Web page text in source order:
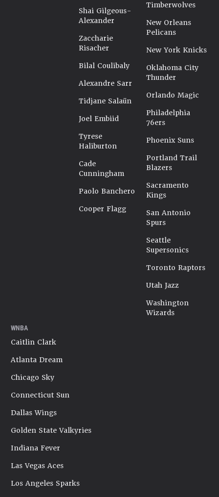
Shai Gilgeous-
Alexander
Zaccharie
Risacher
Bilal Coulibaly
Alexandre Sarr
Tidjane Salaün
Joel Embiid
Tyrese
Haliburton
Cade
Cunningham
Paolo Banchero
Cooper Flagg
Timberwolves
New Orleans
Pelicans
New York Knicks
Oklahoma City
Thunder
Orlando Magic
Philadelphia
76ers
Phoenix Suns
Portland Trail
Blazers
Sacramento
Kings
San Antonio
Spurs
Seattle
Supersonics
Toronto Raptors
Utah Jazz
Washington
Wizards
WNBA
Caitlin Clark
Atlanta Dream
Chicago Sky
Connecticut Sun
Dallas Wings
Golden State Valkyries
Indiana Fever
Las Vegas Aces
Los Angeles Sparks